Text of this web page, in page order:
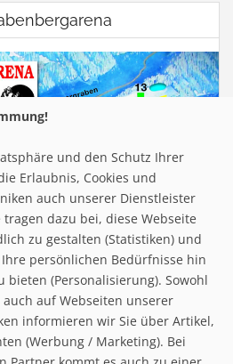
und den Schutz Ihrer
Erlaubnis, Cookies und
auch unserer Dienstleister
dazu bei, diese Webseite
zu gestalten (Statistiken) und
persönlichen Bedürfnisse hin
bieten (Personalisierung). Sowohl
auf Webseiten unserer
informieren wir Sie über Artikel,
(Werbung / Marketing). Bei